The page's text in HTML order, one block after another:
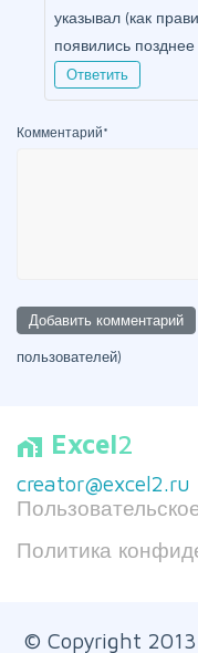
указывал (как
появились
Ответить
Комментарий*
пользователей)
home_work Excel2
creator@excel2.ru
Политика
© Copyright